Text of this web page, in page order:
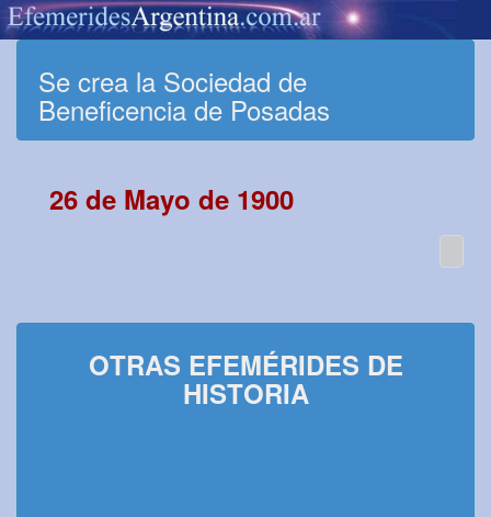
Se crea la Sociedad de
Beneficencia de Posadas
26 de Mayo de 1900
OTRAS EFEMÉRIDES DE
HISTORIA